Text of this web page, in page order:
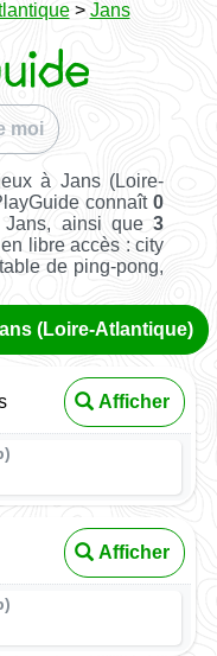
> Jans
moi
à Jans (Loire-
connaît0
Jans, ainsi que3
libre accès : city
de ping-pong,
(Loire-Atlantique)
Afficher
Afficher